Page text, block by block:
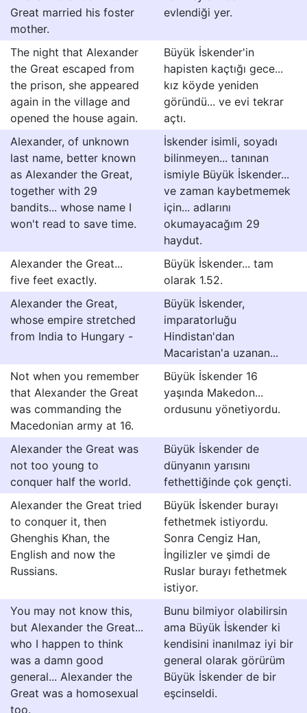
Great married his foster
mother.
evlendiği yer.
The night that Alexander
the Great escaped from
the prison, she appeared
again in the village and
opened the house again.
Büyük İskender'in
hapisten kaçtığı gece...
kız köyde yeniden
göründü... ve evi tekrar
açtı.
Alexander, of unknown
last name, better known
as Alexander the Great,
together with 29
bandits... whose name I
won't read to save time.
İskender isimli, soyadı
bilinmeyen... tanınan
ismiyle Büyük İskender...
ve zaman kaybetmemek
için... adlarını
okumayacağım 29
haydut.
Alexander the Great...
five feet exactly.
Büyük İskender... tam
olarak 1.52.
Alexander the Great,
whose empire stretched
from India to Hungary -
Büyük İskender,
imparatorluğu
Hindistan'dan
Macaristan'a uzanan...
Not when you remember
that Alexander the Great
was commanding the
Macedonian army at 16.
Büyük İskender 16
yaşında Makedon...
ordusunu yönetiyordu.
Alexander the Great was
not too young to
conquer half the world.
Büyük İskender de
dünyanın yarısını
fethettiğinde çok gençti.
Alexander the Great tried
to conquer it, then
Ghenghis Khan, the
English and now the
Russians.
Büyük İskender burayı
fethetmek istiyordu.
Sonra Cengiz Han,
İngilizler ve şimdi de
Ruslar burayı fethetmek
istiyor.
You may not know this,
but Alexander the Great...
who I happen to think
was a damn good
general... Alexander the
Great was a homosexual
too.
Bunu bilmiyor olabilirsin
ama Büyük İskender ki
kendisini inanılmaz iyi bir
general olarak görürüm
Büyük İskender de bir
eşcinseldi.